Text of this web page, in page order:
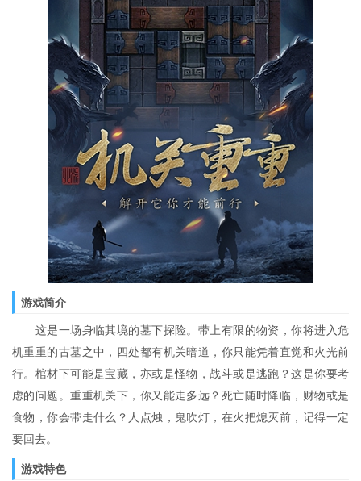
游戏简介
这是一场身临其境的墓下探险。带上有限的物资，你将进入危
机重重的古墓之中，四处都有机关暗道，你只能凭着直觉和火光前
行。棺材下可能是宝藏，亦或是怪物，战斗或是逃跑？这是你要考
虑的问题。重重机关下，你又能走多远？死亡随时降临，财物或是
食物，你会带走什么？人点烛，鬼吹灯，在火把熄灭前，记得一定
要回去。
游戏特色